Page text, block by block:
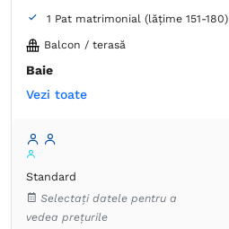
1 Pat matrimonial (lățime 151-180)
Balcon / terasă
Baie
Proprie -
Aer condiţionat
Pardoseală de gresie/marmură
Pardoseală de lemn sau parchet
TV cu ecran plat
Vezi toate
Standard
Selectați datele pentru a
vedea prețurile